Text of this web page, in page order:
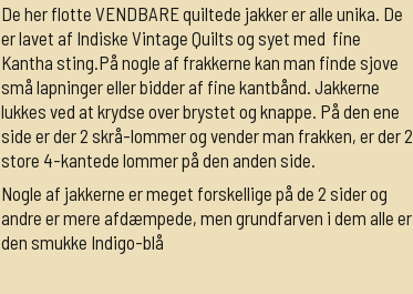
De her flotte VENDBARE quiltede jakker er alle unika. De
er lavet af Indiske Vintage Quilts og syet med fine
Kantha sting.På nogle af frakkerne kan man finde sjove
små lapninger eller bidder af fine kantbånd. Jakkerne
lukkes ved at krydse over brystet og knappe. På den ene
side er der 2 skrå-lommer og vender man frakken, er der 2
store 4-kantede lommer på den anden side.
Nogle af jakkerne er meget forskellige på de 2 sider og
andre er mere afdæmpede, men grundfarven i dem alle er
den smukke Indigo-blå